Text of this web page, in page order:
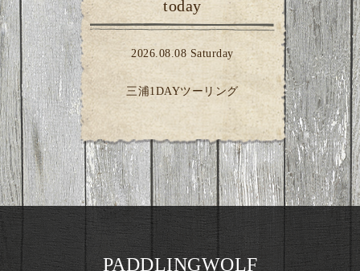
today
2026.08.08 Saturday
三浦1DAYツーリング
PADDLINGWOLF